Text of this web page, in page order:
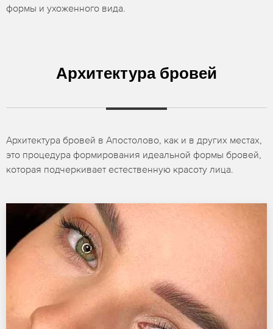
формы и ухоженного вида.
Архитектура бровей
Архитектура бровей в Апостолово, как и в других местах,
это процедура формирования идеальной формы бровей,
которая подчеркивает естественную красоту лица.